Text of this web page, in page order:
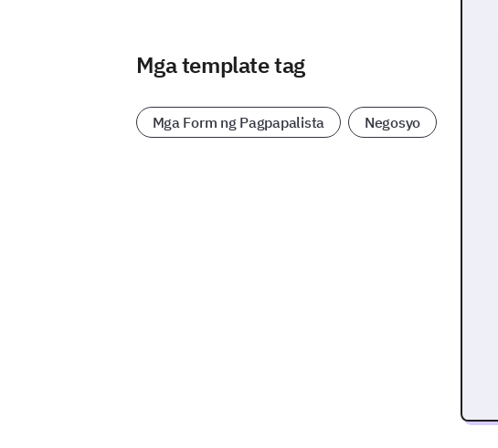
Mga template tag
Mga Form ng Pagpapalista Negosyo